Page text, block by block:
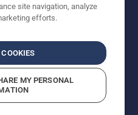
rights reserved. 表示価格
込) です。掲載写真は一部
site navigation, analyze
efforts.
MY PERSONAL